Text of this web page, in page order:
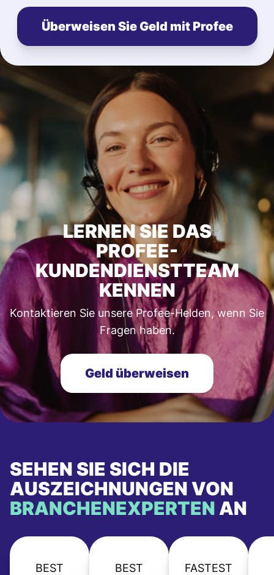
Überweisen Sie Geld mit Profee
LERNEN SIE DAS
PROFEE-
KUNDENDIENSTTEAM
KENNEN
Kontaktieren Sie unsere Profee-Helden, wenn Sie
Fragen haben.
Geld überweisen
SEHEN SIE SICH DIE
AUSZEICHNUNGEN VON
BRANCHENEXPERTEN AN
BEST BEST
FASTEST